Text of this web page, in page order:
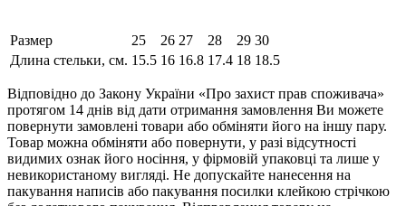
Размер 25 26 27 28 29 30
Длина стельки, см. 15.5 16 16.8 17.4 18 18.5
Відповідно до Закону України «Про захист прав споживача»
протягом 14 днів від дати отримання замовлення Ви можете
повернути замовлені товари або обміняти його на іншу пару.
Товар можна обміняти або повернути, у разі відсутності
видимих ​​ознак його носіння, у фірмовій упаковці та лише у
невикористаному вигляді. Не допускайте нанесення на
пакування написів або пакування посилки клейкою стрічкою